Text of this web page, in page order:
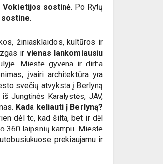
Vokietijos sostinė. Po Rytų
.
žiniasklaidos, kultūros ir
ir vienas lankomiausiu
Mieste gyvena ir dirba
įvairi architektūra yra
svečių atvyksta į Berlyną
Jungtinės Karalystės, JAV,
Kada keliauti į Berlyną?
dėl to, kad šilta, bet ir dėl
360 laipsnių kampu. Mieste
prekiaujamu ir